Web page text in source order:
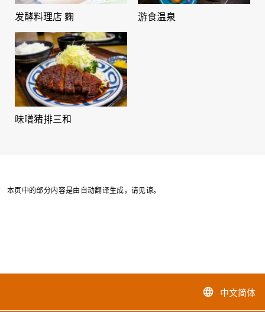
发酵料理店 麴 游食温泉
味噌猪排三和
本页中的部分内容是由自动翻译生成，请见谅。
language 中文简体